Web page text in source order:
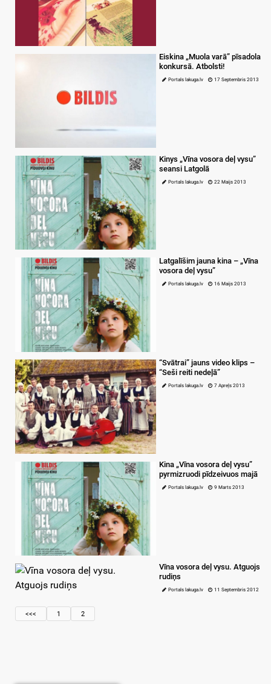
Eiskina „Muola varā” pīsadola
konkursā. Atbolsti!
Portals lakuga.lv 17 Septembris 2013
Kinys „Vīna vosora deļ vysu”
seansi Latgolā
Portals lakuga.lv 22 Maijs 2013
Latgalīšim jauna kina – „Vīna
vosora deļ vysu”
Portals lakuga.lv 16 Maijs 2013
“Svātrai” jauns video klips –
“Seši reiti nedeļā”
Portals lakuga.lv 7 Apreļs 2013
Kina „Vīna vosora deļ vysu”
pyrmizruodi pīdzeivuos majā
Portals lakuga.lv 9 Marts 2013
Vīna vosora deļ vysu. Atguojs
rudiņs
Portals lakuga.lv 11 Septembris 2012
<<< 1 2